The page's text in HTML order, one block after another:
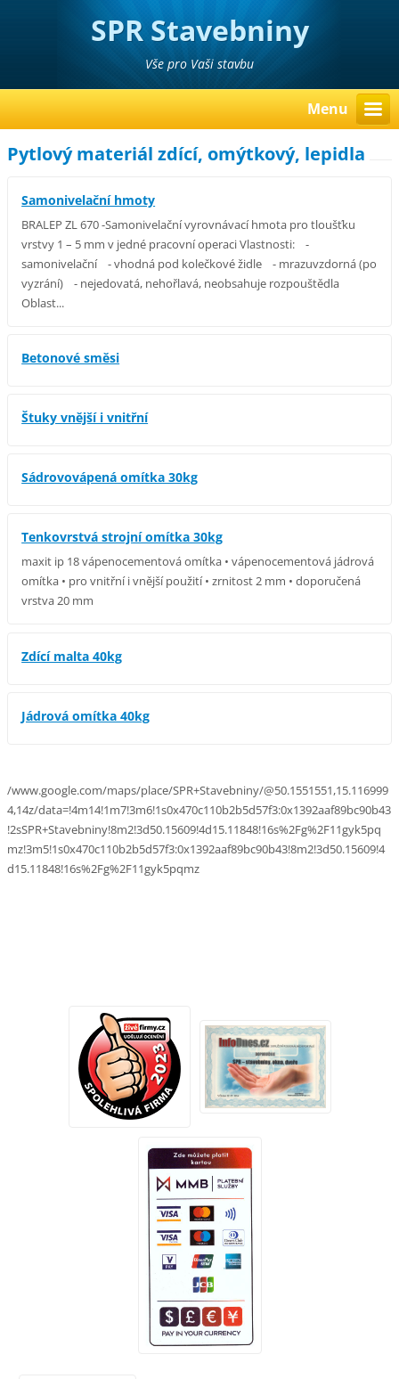
SPR Stavebniny
Poděbrady Pavel Richter
Vše pro Vaši stavbu
Menu
Pytlový materiál zdící, omýtkový, lepidla
Samonivelační hmoty
BRALEP ZL 670 -Samonivelační vyrovnávací hmota pro tloušťku
vrstvy 1 – 5 mm v jedné pracovní operaci Vlastnosti: -
samonivelační - vhodná pod kolečkové židle - mrazuvzdorná (po
vyzrání) - nejedovatá, nehořlavá, neobsahuje rozpouštědla
Oblast...
Betonové směsi
Štuky vnější i vnitřní
Sádrovovápená omítka 30kg
Tenkovrstvá strojní omítka 30kg
maxit ip 18 vápenocementová omítka • vápenocementová jádrová
omítka • pro vnitřní i vnější použití • zrnitost 2 mm • doporučená
vrstva 20 mm
Zdící malta 40kg
Jádrová omítka 40kg
/www.google.com/maps/place/SPR+Stavebniny/@50.1551551,15.116999
4,14z/data=!4m14!1m7!3m6!1s0x470c110b2b5d57f3:0x1392aaf89bc90b43
!2sSPR+Stavebniny!8m2!3d50.15609!4d15.11848!16s%2Fg%2F11gyk5pq
mz!3m5!1s0x470c110b2b5d57f3:0x1392aaf89bc90b43!8m2!3d50.15609!4
d15.11848!16s%2Fg%2F11gyk5pqmz